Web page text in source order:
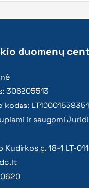
duomenų
306205513
kodas:
ir saugomi
Kudirkos g. 18-1 LT-